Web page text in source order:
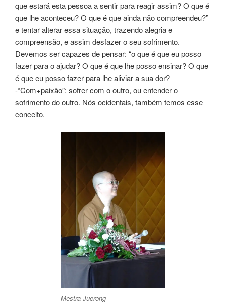
que estará esta pessoa a sentir para reagir assim? O que é
que lhe aconteceu? O que é que ainda não compreendeu?”
e tentar alterar essa situação, trazendo alegria e
compreensão, e assim desfazer o seu sofrimento.
Devemos ser capazes de pensar: “o que é que eu posso
fazer para o ajudar? O que é que lhe posso ensinar? O que
é que eu posso fazer para lhe aliviar a sua dor?
-“Com+paixão”: sofrer com o outro, ou entender o
sofrimento do outro. Nós ocidentais, também temos esse
conceito.
Mestra Juerong